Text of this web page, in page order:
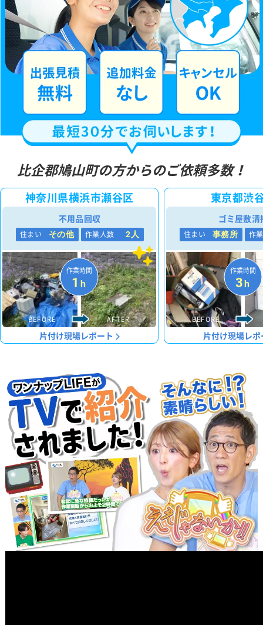
比企郡鳩山町の方からのご依頼多数！
神奈川県横浜市瀬谷区
不用品回収
住まい その他 作業人数 2人
BEFORE AFTER
作業時間
1 h
片付け現場レポート
東京都渋
ゴミ屋敷清
住まい 事務所 作
BEFORE
作業時間
3h
片付け現場レポ